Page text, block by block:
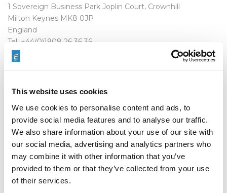
This website uses cookies
We use cookies to personalise content and ads, to
provide social media features and to analyse our traffic.
We also share information about your use of our site with
our social media, advertising and analytics partners who
may combine it with other information that you’ve
provided to them or that they’ve collected from your use
of their services.
1 Sovereign Business Park Joplin Court, Crownhill
Milton Keynes MK8 0JP
England
Tel: +44(0)1908 26 36 36
Fax: +44(0)1908 26 21 41
GERMANIA
Extrude Hone GmbH
Bgm.-Merk-Str. 1
87752 Holzgünz
Germany
Tel: +49 (0) 8393 9434 0
Fax: +49 (0) 8393 9434 500